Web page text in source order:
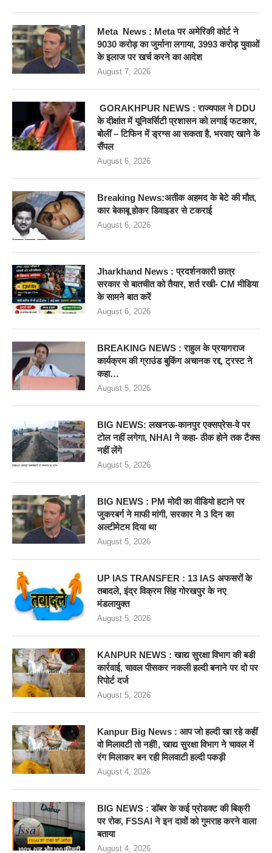
Meta News : Meta पर अमेरिकी कोर्ट ने
9030 करोड़ का जुर्माना लगाया, 3993 करोड़ युवाओं
के इलाज पर खर्च करने का आदेश
August 7, 2026
GORAKHPUR NEWS : राज्यपाल ने DDU
के दीक्षांत में यूनिवर्सिटी प्रशासन को लगाई फटकार,
बोलीं – टिफिन में ड्रग्स आ सकता है, भरवाए खाने के
सैंपल
August 6, 2026
Breaking News:अतीक अहमद के बेटे की मौत,
कार बेकाबू होकर डिवाइडर से टकराई
August 6, 2026
Jharkhand News : प्रदर्शनकारी छात्र
सरकार से बातचीत को तैयार, शर्त रखी- CM मीडिया
के सामने बात करें
August 6, 2026
BREAKING NEWS : राहुल के प्रयागराज
कार्यक्रम की ग्राउंड बुकिंग अचानक रद्द, ट्रस्ट ने
कहा…
August 5, 2026
BIG NEWS: लखनऊ-कानपुर एक्सप्रेस-वे पर
टोल नहीं लगेगा, NHAI ने कहा- ठीक होने तक टैक्स
नहीं लेंगे
August 5, 2026
BIG NEWS : PM मोदी का वीडियो हटाने पर
जुकरबर्ग ने माफी मांगी, सरकार ने 3 दिन का
अल्टीमेटम दिया था
August 5, 2026
UP IAS TRANSFER : 13 IAS अफसरों के
तबादले, इंद्र विक्रम सिंह गोरखपुर के नए
मंडलायुक्त
August 5, 2026
KANPUR NEWS : खाद्य सुरक्षा विभाग की बडी
कार्रवाई, चावल पीसकर नकली हल्दी बनाने पर दो पर
रिपोर्ट दर्ज
August 5, 2026
Kanpur Big News : आप जो हल्दी खा रहे कहीं
वो मिलावटी तो नहीं!, खाद्य सुरक्षा विभाग ने चावल में
रंग मिलाकर बन रही मिलवाटी हल्दी पकड़ी
August 4, 2026
BIG NEWS : डॉबर के कई प्रोडक्ट की बिक्री
पर रोक, FSSAI ने इन दावों को गुमराह करने वाला
बताया
August 4, 2026